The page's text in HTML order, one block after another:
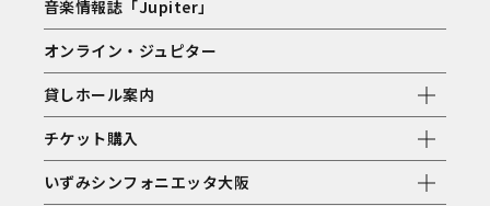
音楽情報誌「Jupiter」
オンライン・ジュピター
貸しホール案内
チケット購入
いずみシンフォニエッタ大阪